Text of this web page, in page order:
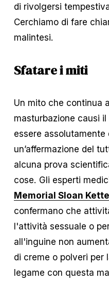
di rivolgersi
Cerchiamo di fare
malintesi.
Sfatare i miti
Un mito che continua
masturbazione causi
essere
un’affermazione del
alcuna prova
Memorial Sloan
confermano che
l'attività sessuale o
all'inguine non
di creme o polveri per
legame con questa